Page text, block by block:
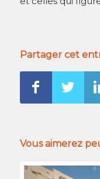
Partager cet
Vous aimerez